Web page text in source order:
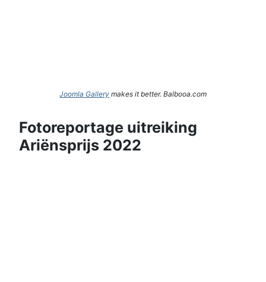
Joomla Gallery makes it better. Balbooa.com
Fotoreportage uitreiking
Ariënsprijs 2022